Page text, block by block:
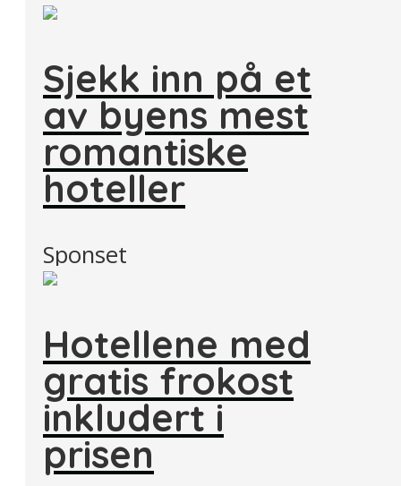
Sjekk inn på et
av byens mest
romantiske
hoteller
Sponset
Hotellene med
gratis frokost
inkludert i
prisen